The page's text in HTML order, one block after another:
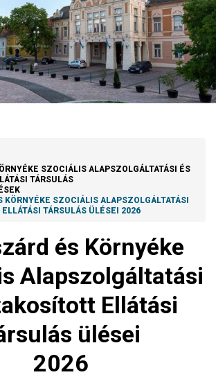
SZOCIÁLIS ALAPSZOLGÁLTATÁSI ÉS
TÁRSULÁS
KÖRNYÉKE SZOCIÁLIS ALAPSZOLGÁLTATÁSI
TÁRSULÁS ÜLÉSEI 2026
és Környéke
Alapszolgáltatási
Ellátási
ülései
2026